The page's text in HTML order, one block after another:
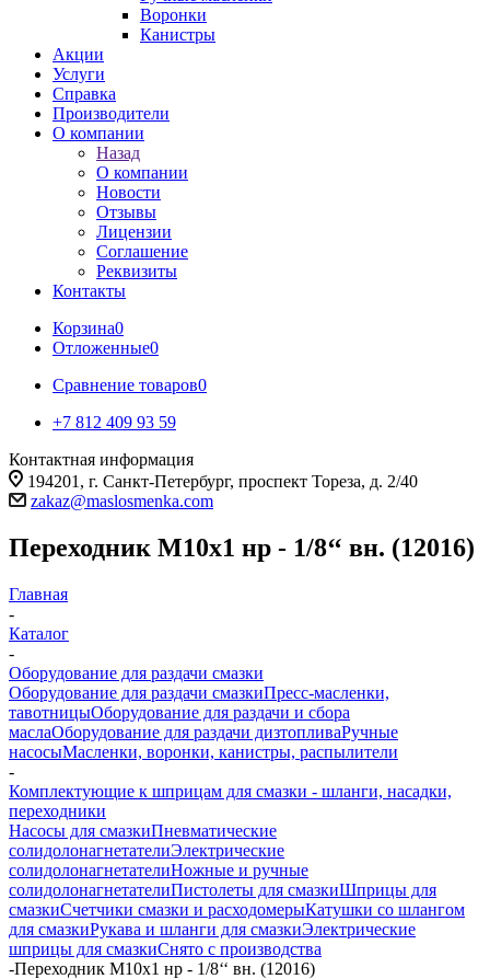
Воронки
Канистры
Акции
Услуги
Справка
Производители
О компании
Назад
О компании
Новости
Отзывы
Лицензии
Соглашение
Реквизиты
Контакты
Корзина0
Отложенные0
Сравнение товаров0
+7 812 409 93 59
Контактная информация
194201, г. Санкт-Петербург, проспект Тореза, д. 2/40
zakaz@maslosmenka.com
Переходник M10x1 нр - 1/8‘‘ вн. (12016)
Главная
-
Каталог
-
Оборудование для раздачи смазки
Оборудование для раздачи смазкиПресс-масленки,
тавотницыОборудование для раздачи и сбора
маслаОборудование для раздачи дизтопливаРучные
насосыМасленки, воронки, канистры, распылители
-
Комплектующие к шприцам для смазки - шланги, насадки,
переходники
Насосы для смазкиПневматические
солидолонагнетателиЭлектрические
солидолонагнетателиНожные и ручные
солидолонагнетателиПистолеты для смазкиШприцы для
смазкиСчетчики смазки и расходомерыКатушки со шлангом
для смазкиРукава и шланги для смазкиЭлектрические
шприцы для смазкиСнято с производства
-Переходник M10x1 нр - 1/8‘‘ вн. (12016)